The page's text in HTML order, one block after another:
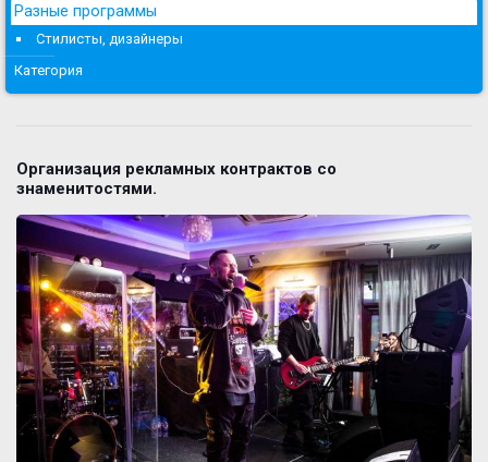
Разные программы
Стилисты, дизайнеры
Категория
Организация рекламных контрактов со
знаменитостями.